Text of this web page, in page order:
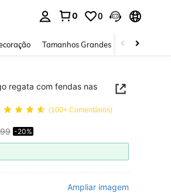
0 0
Tamanhos Grandes Joias e
regata com fendas nas
(100+ Comentários)
-20%
Ampliar imagem